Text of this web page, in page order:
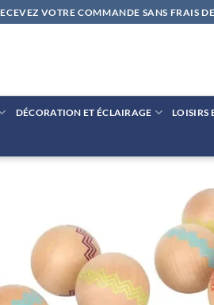
VOTRE COMMANDE SANS FRAIS
DÉCORATION ET ÉCLAIRAGE LOISIRS